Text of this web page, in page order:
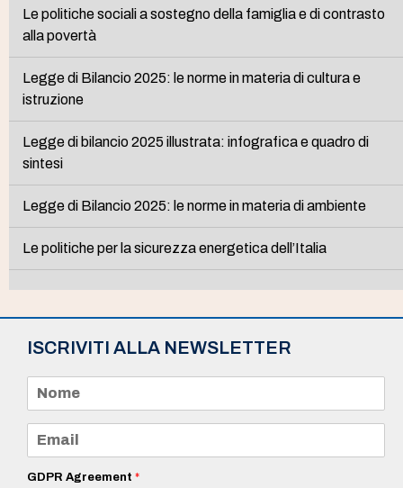
Le politiche sociali a sostegno della famiglia e di contrasto
alla povertà
Legge di Bilancio 2025: le norme in materia di cultura e
istruzione
Legge di bilancio 2025 illustrata: infografica e quadro di
sintesi
Legge di Bilancio 2025: le norme in materia di ambiente
Le politiche per la sicurezza energetica dell’Italia
ISCRIVITI ALLA NEWSLETTER
m
e
a
iGDPR Agreement *